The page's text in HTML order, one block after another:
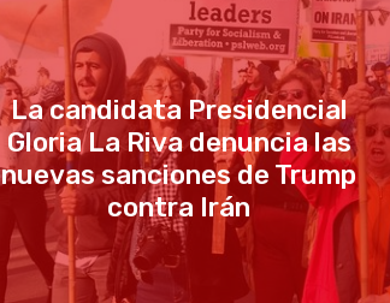
La candidata Presidencial
Gloria La Riva denuncia las
nuevas sanciones de Trump
contra Irán